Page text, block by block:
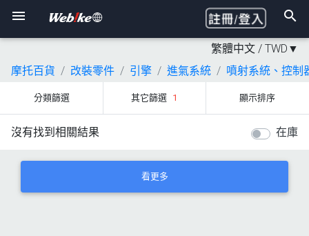
繁體中文 / TWD ▼
摩托百貨
改裝零件 引擎 進氣系統 噴射系統、控制
分類篩選 其它篩選 1 顯示排序
沒有找到相關結果 在庫
看更多